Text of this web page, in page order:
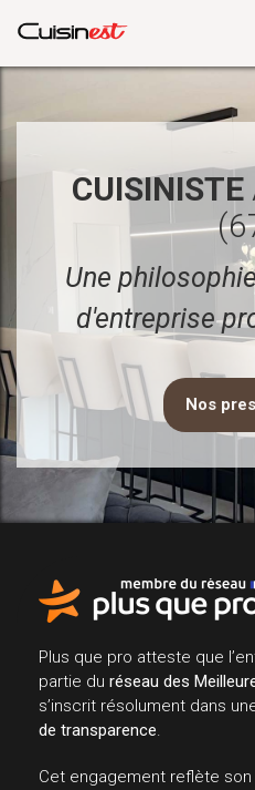
CUISINISTE
Une
d'entreprise
Nos
Plus que pro atteste que
partie du réseau des
s’inscrit résolument dans
de transparence.
Cet engagement reflète